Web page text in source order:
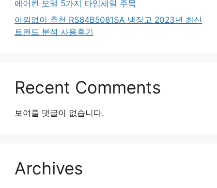
에어컨 모델 5가지 타임세일 주목
아낌없이 추천 RS84B5081SA 냉장고 2023년 최신
트렌드 분석 사용후기
Recent Comments
보여줄 댓글이 없습니다.
Archives